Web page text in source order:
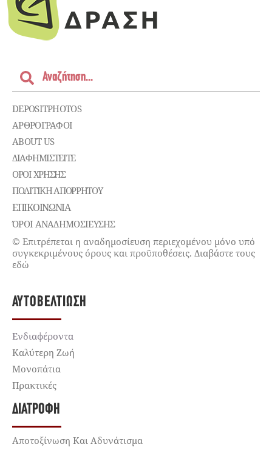
DEPOSITPHOTOS
ΑΡΘΡΟΓΡΑΦΟΙ
ABOUT US
ΔΙΑΦΗΜΙΣΤΕΊΤΕ
ΌΡΟΙ ΧΡΉΣΗΣ
ΠΟΛΙΤΙΚΉ ΑΠΟΡΡΉΤΟΥ
ΕΠΙΚΟΙΝΩΝΊΑ
ΌΡΟΙ ΑΝΑΔΗΜΟΣΙΕΥΣΗΣ
© Επιτρέπεται η αναδημοσίευση περιεχομένου μόνο υπό
συγκεκριμένους όρους και προϋποθέσεις. Διαβάστε τους
εδώ
ΑΥΤΟΒΕΛΤΊΩΣΗ
Ενδιαφέροντα
Καλύτερη Ζωή
Μονοπάτια
Πρακτικές
ΔΙΑΤΡΟΦΉ
Αποτοξίνωση Και Αδυνάτισμα